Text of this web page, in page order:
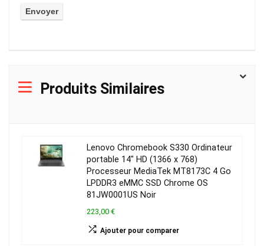
Produits Similaires
Lenovo Chromebook S330 Ordinateur
portable 14″ HD (1366 x 768)
Processeur MediaTek MT8173C 4 Go
LPDDR3 eMMC SSD Chrome OS
81JW0001US Noir
223,00 €
Ajouter pour comparer